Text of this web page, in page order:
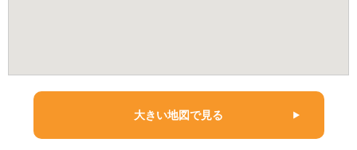
大きい地図で見る